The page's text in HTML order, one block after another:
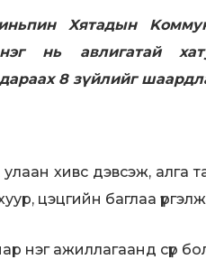
Xятaдын
нь aвлигaтaй
8 зүйлийг
улаан хивс дэвсэж,
цэцгийн баглаа
нэг ажиллагаанд сүр